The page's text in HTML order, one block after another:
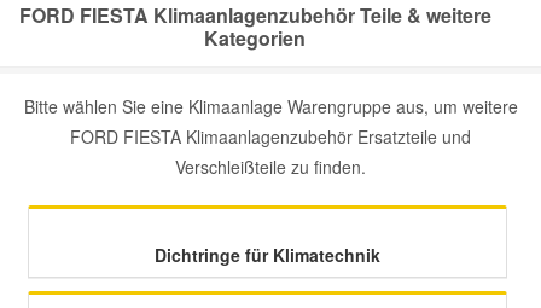
FORD FIESTA Klimaanlagenzubehör Teile & weitere
Kategorien
Bitte wählen Sie eine Klimaanlage Warengruppe aus, um weitere
FORD FIESTA Klimaanlagenzubehör Ersatzteile und
Verschleißteile zu finden.
Dichtringe für Klimatechnik
Mercedes Ersatzteile
Mitsubishi Ersatzteile
Porsche Ersatzteile